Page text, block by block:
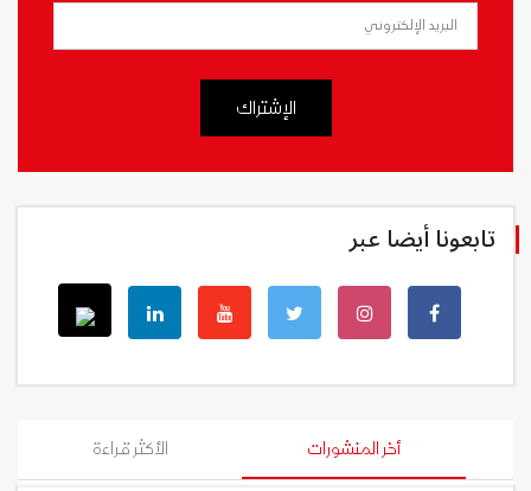
الإشتراك
تابعونا أيضا عبر
أخر المنشورات الأكثر قراءة